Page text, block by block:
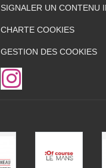
SIGNALER UN CONTENU
CHARTE COOKIES
GESTION DES COOKIES